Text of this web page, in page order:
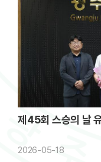
제45회 스승의 날
2026-05-18